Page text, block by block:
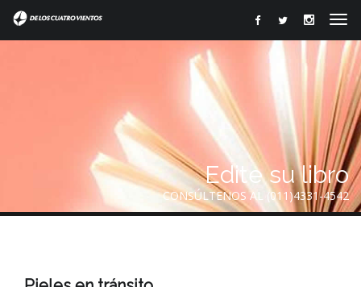
Edite su libro
CONSÚLTENOS AL (011)4331-4542